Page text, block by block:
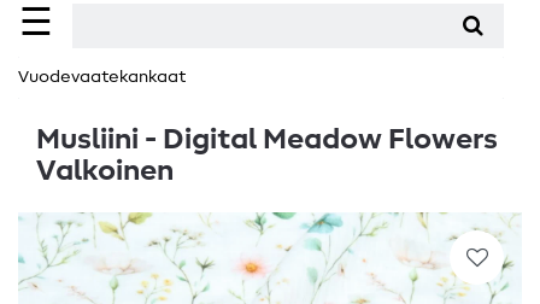
☰
Vuodevaatekankaat
Musliini - Digital Meadow Flowers
Valkoinen